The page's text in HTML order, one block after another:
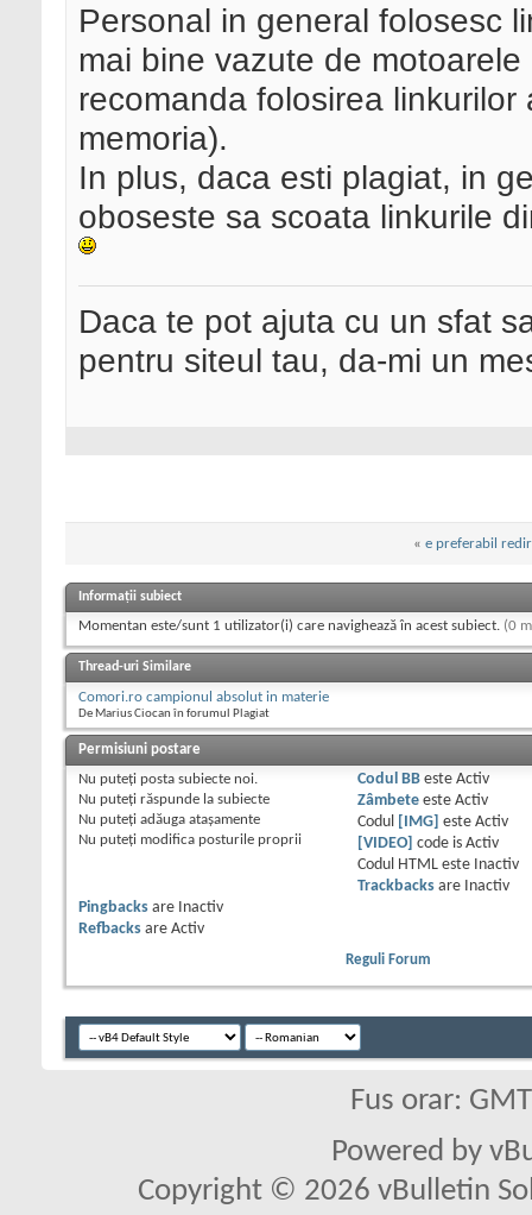
Personal in general folosesc
mai bine vazute de
recomanda folosirea
memoria).
In plus, daca esti plagiat, in
oboseste sa scoata linkurile
Daca te pot ajuta cu un sfat
pentru siteul tau, da-mi un
« e preferabil
Informații subiect
Momentan este/sunt 1 utilizator(i) care navighează în acest subiect. (0
Thread-uri Similare
Comori.ro campionul absolut in materie
De Marius Ciocan în forumul Plagiat
Permisiuni postare
Nu puteţi posta subiecte noi.
Nu puteţi răspunde la subiecte
Nu puteţi adăuga ataşamente
Nu puteţi modifica posturile proprii
Codul BBeste Activ
Zâmbeteeste Activ
Codul
[IMG] este Activ
[VIDEO]
code is Activ
Codul HTML este
Inactiv
Trackbacksare
Inactiv
Pingbacks are
Inactiv
Refbacks are Activ
Reguli Forum
Fus orar:
Powered by
Copyright © 2026 vBulletin